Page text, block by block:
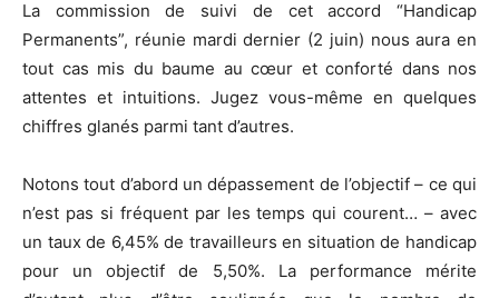
La commission de suivi de cet accord “Handicap
Permanents”, réunie mardi dernier (2 juin) nous aura en
tout cas mis du baume au cœur et conforté dans nos
attentes et intuitions. Jugez vous-même en quelques
chiffres glanés parmi tant d’autres.
Notons tout d’abord un dépassement de l’objectif – ce qui
n’est pas si fréquent par les temps qui courent… – avec
un taux de 6,45% de travailleurs en situation de handicap
pour un objectif de 5,50%. La performance mérite